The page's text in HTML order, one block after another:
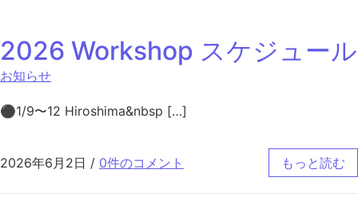
2026 Workshop スケジュール
お知らせ
⚫︎1/9〜12 Hiroshima&nbsp […]
2026年6月2日 / 0件のコメント もっと読む